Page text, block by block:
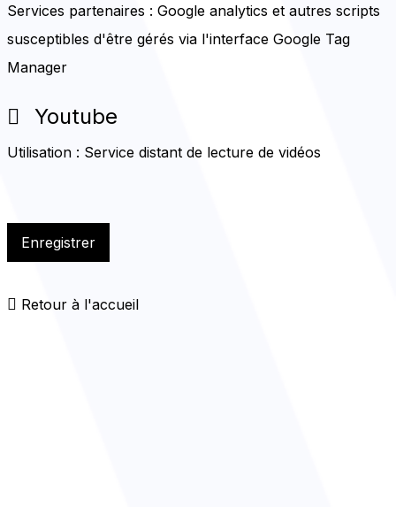
Services partenaires : Google analytics et autres scripts
susceptibles d'être gérés via l'interface Google Tag
Manager
Youtube
Utilisation : Service distant de lecture de vidéos
Enregistrer
Retour à l'accueil